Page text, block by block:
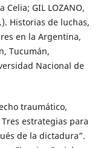
Celia; GIL LOZANO,
Historias de luchas,
en la Argentina,
Tucumán,
Nacional de
traumático,
estrategias para
de la dictadura”.